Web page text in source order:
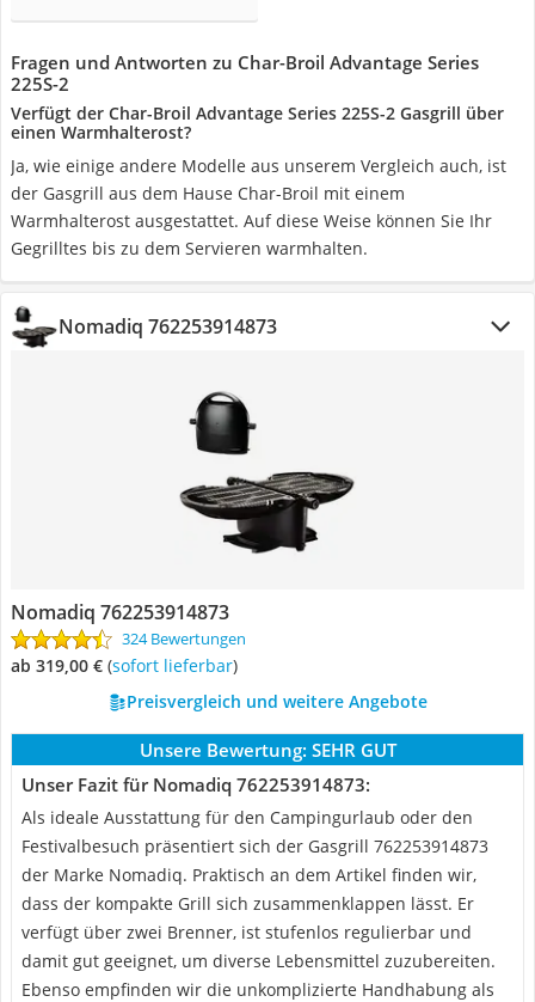
Fragen und Antworten zu Char-Broil Advantage Series
225S-2
Verfügt der Char-Broil Advantage Series 225S-2 Gasgrill über
einen Warmhalterost?
Ja, wie einige andere Modelle aus unserem Vergleich auch, ist
der Gasgrill aus dem Hause Char-Broil mit einem
Warmhalterost ausgestattet. Auf diese Weise können Sie Ihr
Gegrilltes bis zu dem Servieren warmhalten.
Nomadiq 762253914873
Nomadiq 762253914873
324 Bewertungen
ab 319,00 € ( Sofort lieferbar)
Preisvergleich und weitere Angebote
Unsere Bewertung: SEHR GUT
Unser Fazit für Nomadiq 762253914873:
Als ideale Ausstattung für den Campingurlaub oder den
Festivalbesuch präsentiert sich der Gasgrill 762253914873
der Marke Nomadiq. Praktisch an dem Artikel finden wir,
dass der kompakte Grill sich zusammenklappen lässt. Er
verfügt über zwei Brenner, ist stufenlos regulierbar und
damit gut geeignet, um diverse Lebensmittel zuzubereiten.
Ebenso empfinden wir die unkomplizierte Handhabung als